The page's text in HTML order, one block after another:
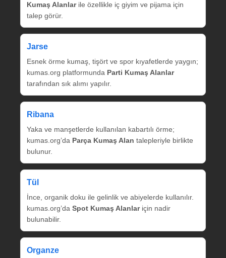
Kumaş Alanlarile özellikle iç giyim ve pijama için
talep görür.
Jarse
Esnek örme kumaş, tişört ve spor kıyafetlerde yaygın;
kumas.org platformunda Parti Kumaş Alanlar
tarafından sık alımı yapılır.
Ribana
Yaka ve manşetlerde kullanılan kabartılı örme;
kumas.org’da Parça Kumaş Alan talepleriyle birlikte
bulunur.
Tül
İnce, organik doku ile gelinlik ve abiyelerde kullanılır.
kumas.org’da Spot Kumaş Alanlariçin nadir
bulunabilir.
Organze